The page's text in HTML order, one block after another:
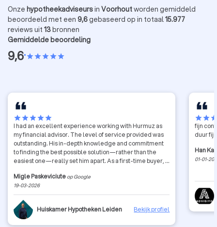
Onze hypotheekadviseursin Voorhoutworden gemiddeld
beoordeeld met een 9,6gebaseerd op in totaal15.977
reviews uit 13bronnen
Gemiddelde beoordeling
9,6•starstarstarstarstar
starstarstarstarstar
I had an excellent experience working with Hurmuz as
my financial advisor. The level of service provided was
outstanding. His in-depth knowledge and commitment
to finding the best possible solution—rather than the
easiest one—really set him apart. As a first-time buyer, I
clear, and supportive throughout the entire process. He
guided me step by step, making what could have been a
stressful experience feel smooth and manageable. I
highly recommend his services to anyone especially
expats looking to buy a house or apartment with
confidence and peace of mind.
Migle Paskeviciute op Google
19-03-2026
Huiskamer Hypotheken Leiden Bekijk profiel
starstar
fijn
duur
Han
01-01-